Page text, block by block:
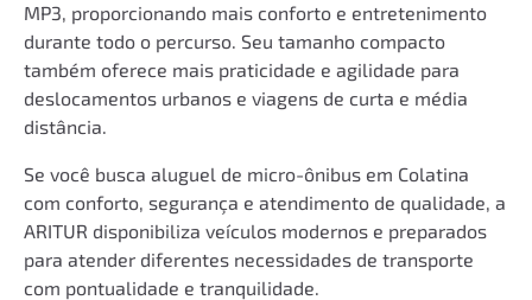
MP3, proporcionando mais conforto e entretenimento
durante todo o percurso. Seu tamanho compacto
também oferece mais praticidade e agilidade para
deslocamentos urbanos e viagens de curta e média
distância.
Se você busca aluguel de micro-ônibus em Colatina
com conforto, segurança e atendimento de qualidade, a
ARITUR disponibiliza veículos modernos e preparados
para atender diferentes necessidades de transporte
com pontualidade e tranquilidade.